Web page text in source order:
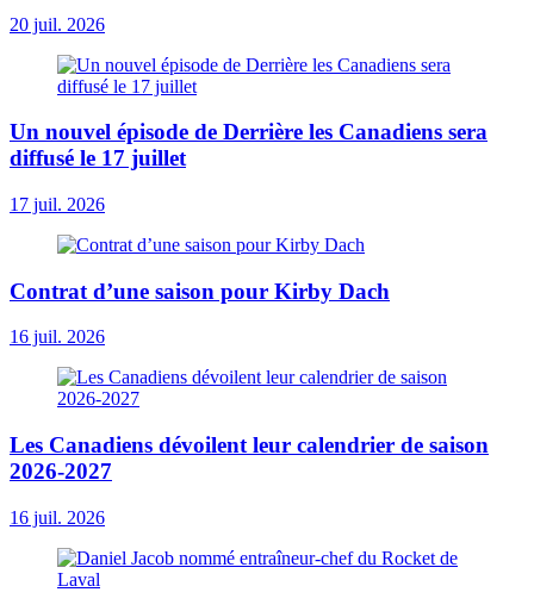
20 juil. 2026
Un nouvel épisode de Derrière les Canadiens sera
diffusé le 17 juillet
17 juil. 2026
Contrat d’une saison pour Kirby Dach
16 juil. 2026
Les Canadiens dévoilent leur calendrier de saison
2026-2027
16 juil. 2026